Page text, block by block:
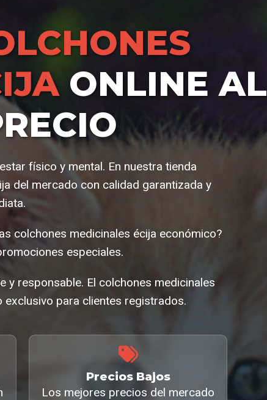
ONLINE AL
físico y mental. En nuestra tienda
del mercado con calidad garantizada y
colchones medicinales écija económico?
especiales.
responsable. El colchones medicinales
para clientes registrados.
Precios Bajos
Los mejores precios del mercado